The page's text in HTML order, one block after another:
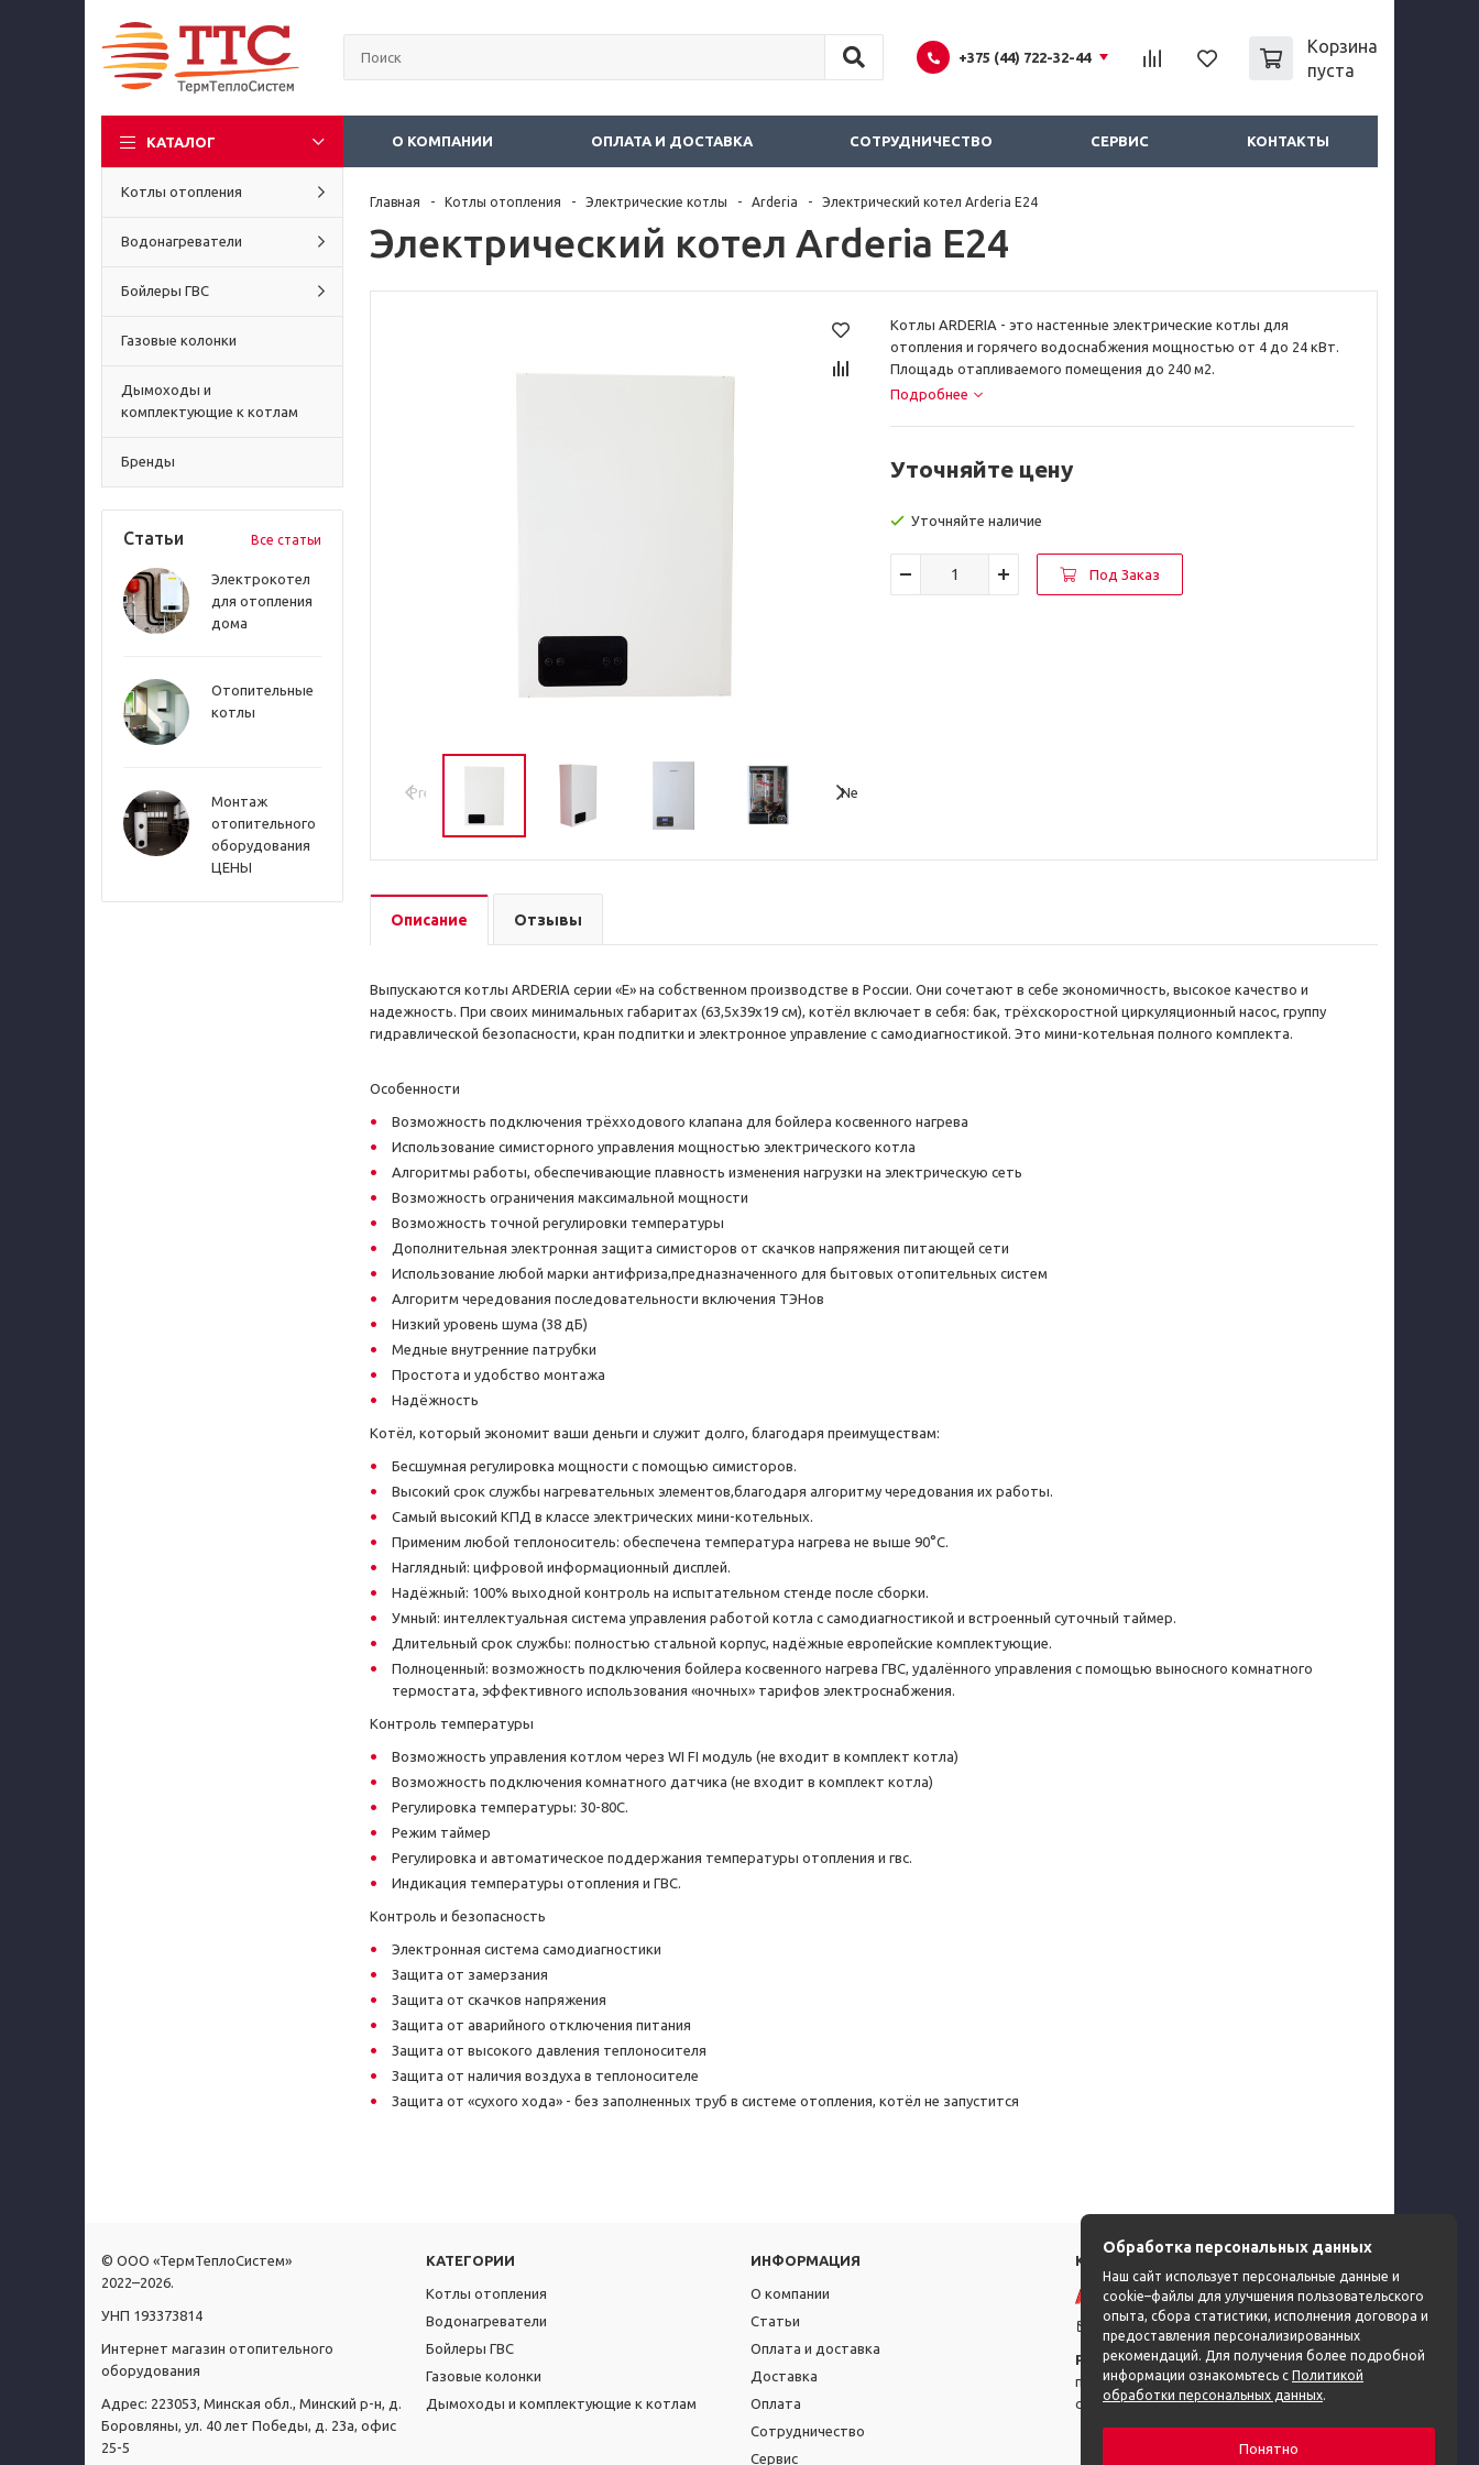
+375 (44) 722-32-44
Корзина
пуста
КАТАЛОГ О КОМПАНИИ ОПЛАТА И ДОСТАВКА СОТРУДНИЧЕСТВО СЕРВИС КОНТАКТЫ
Котлы отопления
Водонагреватели
Бойлеры ГВС
Газовые колонки
Дымоходы и
комплектующие к котлам
Бренды
Статьи Все статьи
Электрокотел
для отопления
дома
Отопительные
котлы
Монтаж
отопительного
оборудования
ЦЕНЫ
Главная Котлы отопления Электрические котлы Arderia Электрический котел Arderia E24
Электрический котел Arderia E24
Previous Next
Котлы ARDERIA - это настенные электрические котлы для
отопления и горячего водоснабжения мощностью от 4 до 24 кВт.
Площадь отапливаемого помещения до 240 м2.
Подробнее
Уточняйте цену
Уточняйте наличие
Под Заказ
Описание Отзывы
Выпускаются котлы ARDERIA серии «Е» на собственном производстве в России. Они сочетают в себе экономичность, высокое качество и
надежность. При своих минимальных габаритах (63,5х39х19 см), котёл включает в себя: бак, трёхскоростной циркуляционный насос, группу
гидравлической безопасности, кран подпитки и электронное управление с самодиагностикой. Это мини-котельная полного комплекта.
Особенности
Возможность подключения трёхходового клапана для бойлера косвенного нагрева
Использование симисторного управления мощностью электрического котла
Алгоритмы работы, обеспечивающие плавность изменения нагрузки на электрическую сеть
Возможность ограничения максимальной мощности
Возможность точной регулировки температуры
Дополнительная электронная защита симисторов от скачков напряжения питающей сети
Использование любой марки антифриза,предназначенного для бытовых отопительных систем
Алгоритм чередования последовательности включения ТЭНов
Низкий уровень шума (38 дБ)
Медные внутренние патрубки
Простота и удобство монтажа
Надёжность
Котёл, который экономит ваши деньги и служит долго, благодаря преимуществам:
Бесшумная регулировка мощности с помощью симисторов.
Высокий срок службы нагревательных элементов,благодаря алгоритму чередования их работы.
Самый высокий КПД в классе электрических мини-котельных.
Применим любой теплоноситель: обеспечена температура нагрева не выше 90°С.
Наглядный: цифровой информационный дисплей.
Надёжный: 100% выходной контроль на испытательном стенде после сборки.
Умный: интеллектуальная система управления работой котла с самодиагностикой и встроенный суточный таймер.
Длительный срок службы: полностью стальной корпус, надёжные европейские комплектующие.
Полноценный: возможность подключения бойлера косвенного нагрева ГВС, удалённого управления с помощью выносного комнатного
термостата, эффективного использования «ночных» тарифов электроснабжения.
Контроль температуры
Возможность управления котлом через WI FI модуль (не входит в комплект котла)
Возможность подключения комнатного датчика (не входит в комплект котла)
Регулировка температуры: 30-80С.
Режим таймер
Регулировка и автоматическое поддержания температуры отопления и гвс.
Индикация температуры отопления и ГВС.
Контроль и безопасность
Электронная система самодиагностики
Защита от замерзания
Защита от скачков напряжения
Защита от аварийного отключения питания
Защита от высокого давления теплоносителя
Защита от наличия воздуха в теплоносителе
Защита от «сухого хода» - без заполненных труб в системе отопления, котёл не запустится
© ООО «ТермТеплоСистем»
2022–2026.
УНП 193373814
Интернет магазин отопительного
оборудования
Адрес: 223053, Минская обл., Минский р-н, д.
Боровляны, ул. 40 лет Победы, д. 23а, офис
25-5
КАТЕГОРИИ
Котлы отопления
Водонагреватели
Бойлеры ГВС
Газовые колонки
Дымоходы и комплектующие к котлам
ИНФОРМАЦИЯ
О компании
Статьи
Оплата и доставка
Доставка
Оплата
Сотрудничество
Сервис
КОНТАКТЫ
+375 (44) 722-32-44
info@tts.by
Режим работы:
пн-пт с 9:00 до 17:00,
сб-вс: выходной
Обработка персональных данных
Наш сайт использует персональные данные и
cookie–файлы для улучшения пользовательского
опыта, сбора статистики, исполнения договора и
предоставления персонализированных
рекомендаций. Для получения более подробной
информации ознакомьтесь с Политикой
обработки персональных данных.
Понятно